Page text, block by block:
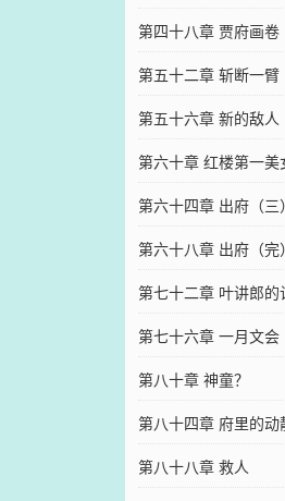
第四十八章 贾府画卷
第五十二章 斩断一臂
第五十六章 新的敌人
第六十章 红楼第一美
第六十四章 出府（三
第六十八章 出府（
第七十二章 叶讲郎的
第七十六章 一月文
第八十章 神童？
第八十四章 府里的动
第八十八章 救人